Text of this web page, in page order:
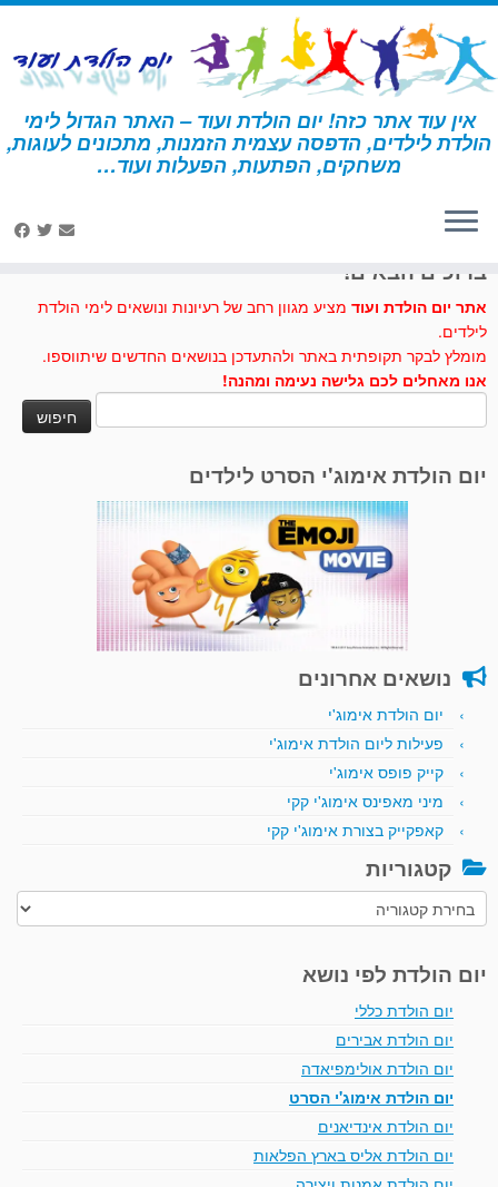
דלג
לתוכן
אין עוד אתר כזה! יום הולדת ועוד – האתר הגדול לימי
הולדת לילדים, הדפסה עצמית הזמנות, מתכונים לעוגות,
משחקים, הפתעות, הפעלות ועוד… דף הבית » מתכונים לעוגות וכיבוד » עוגת תיבת האוצרות
ברוכים הבאים!
אתר יום הולדת ועוד מציע מגוון רחב של רעיונות ונושאים לימי הולדת
לילדים.
מומלץ לבקר תקופתית באתר ולהתעדכן בנושאים החדשים שיתווספו.
אנו מאחלים לכם גלישה נעימה ומהנה!
יום הולדת אימוג'י הסרט לילדים
נושאים אחרונים
יום הולדת אימוג'י
פעילות ליום הולדת אימוג'י
קייק פופס אימוג'י
מיני מאפינס אימוג'י קקי
קאפקייק בצורת אימוג'י קקי
קטגוריות
קטגוריות
יום הולדת לפי נושא
יום הולדת כללי
יום הולדת אבירים
יום הולדת אולימפיאדה
יום הולדת אימוג'י הסרט
יום הולדת אינדיאנים
יום הולדת אליס בארץ הפלאות